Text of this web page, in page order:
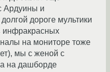
Ардуины и
дороге мультики
инфракрасных
на мониторе тоже
мы с женой с
на дашборде